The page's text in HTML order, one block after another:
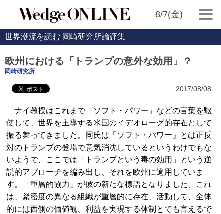
8/7(金)
世界潮流を読む 岡崎研究所論評集
欧州における「トランプの意外な効用」？
岡崎研究所
2017/08/08
ナイ教授はこれまで「ソフト・パワー」などの言葉を駆
使して、世界を主導する米国のイデオローグ的存在として
振る舞ってきました。同氏は「ソフト・パワー」とは正反
対のトランプの登場で意気消沈しているというわけでもな
いようで、ここでは「トランプという毒の効用」という逆
説的アプローチを編み出し、それを欧州に適用していま
す。「重層的協力」が彼の新たな標語となりました。これ
は、緊密度の異なる組織が重層的に存在、活動して、全体
的には西側の価値観、利益を実現する体制とでも言えるで